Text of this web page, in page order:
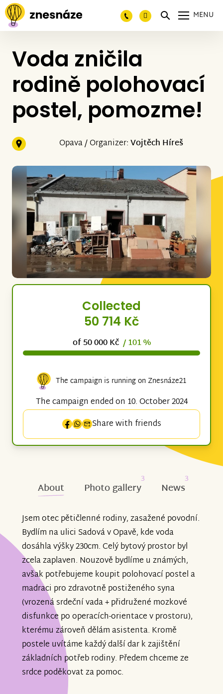
MENU
Voda zničila
rodině polohovací
postel, pomozme!
Opava / Organizer:Vojtěch Híreš
Collected
50 714 Kč
of 50 000 Kč / 101 %
The campaign is running on Znesnáze21
The campaign ended on 10. October 2024
Share with friends
About Photo gallery
3
News
3
Jsem otec pětičlenné rodiny, zasažené povodní.
Bydlím na ulici Sadová v Opavě, kde voda
dosáhla výšky 230cm. Celý bytový prostor byl
zcela zaplaven. Nouzově bydlíme u známých,
avšak potřebujeme koupit polohovací postel a
madraci pro zdravotně postiženého syna
(vrozená srdeční vada + přidružené mozkové
disfunkce po operacích-orientace v prostoru),
kterému zároveň dělám asistenta. Kromě
postele uvítáme každý další dar k zajištění
základních potřeb rodiny. Předem chceme ze
srdce poděkovat za pomoc.